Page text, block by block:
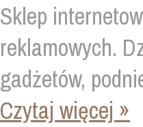
Sklep
reklamowych.
gadżetów,
Czytaj więcej »